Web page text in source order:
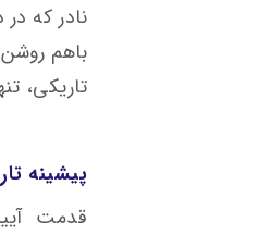
نادر که
باهم
تاریکی،
پیشینه
قدمت